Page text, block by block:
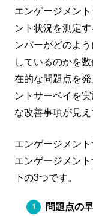
エンゲージメン
ント状況を測定
ンバーがどのよ
しているのかを
在的な問題点を
ントサーベイを
な改善事項が見え
エンゲージメン
エンゲージメン
下の3つです。
問題点の